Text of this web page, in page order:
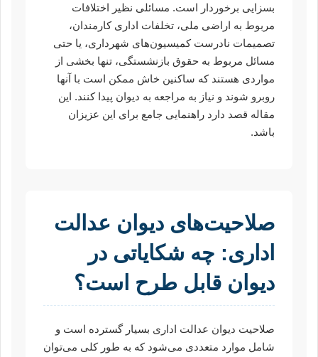
بسزایی برخوردار است. مسائلی نظیر اختلافات
مربوط به اراضی ملی، تخلفات اداری کارمندان،
تصمیمات نادرست کمیسیون‌های شهرداری، یا حتی
مسائل مربوط به حقوق بازنشستگی، تنها بخشی از
مواردی هستند که ساکنین خاش ممکن است با آنها
روبرو شوند و نیاز به مراجعه به دیوان پیدا کنند. این
مقاله قصد دارد راهنمایی جامع برای این عزیزان
باشد.
صلاحیت‌های دیوان عدالت
اداری: چه شکایاتی در
دیوان قابل طرح است؟
صلاحیت دیوان عدالت اداری بسیار گسترده است و
شامل موارد متعددی می‌شود که به طور کلی می‌توان